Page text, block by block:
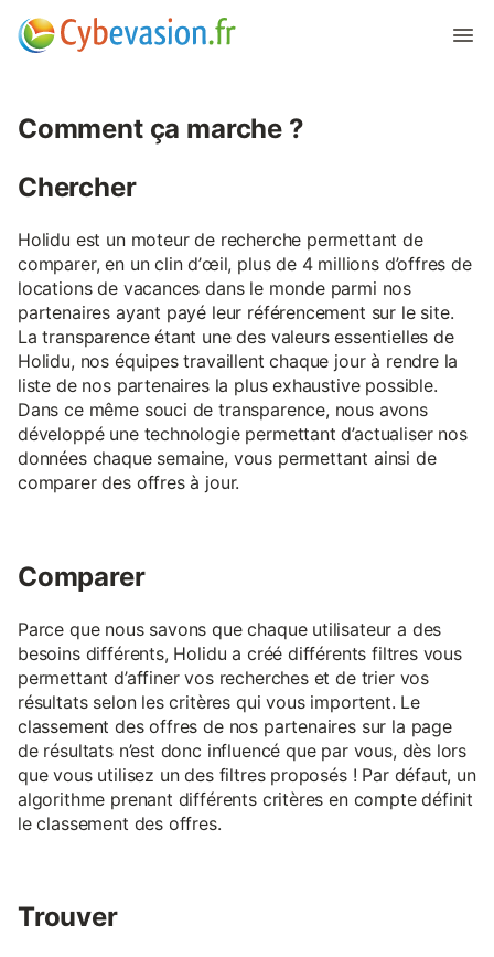
Comment ça marche ?
Chercher
Holidu est un moteur de recherche permettant de
comparer, en un clin d’œil, plus de 4 millions d’offres de
locations de vacances dans le monde parmi nos
partenaires ayant payé leur référencement sur le site.
La transparence étant une des valeurs essentielles de
Holidu, nos équipes travaillent chaque jour à rendre la
liste de nos partenaires la plus exhaustive possible.
Dans ce même souci de transparence, nous avons
développé une technologie permettant d’actualiser nos
données chaque semaine, vous permettant ainsi de
comparer des offres à jour.
Comparer
Parce que nous savons que chaque utilisateur a des
besoins différents, Holidu a créé différents filtres vous
permettant d’affiner vos recherches et de trier vos
résultats selon les critères qui vous importent. Le
classement des offres de nos partenaires sur la page
de résultats n’est donc influencé que par vous, dès lors
que vous utilisez un des filtres proposés ! Par défaut, un
algorithme prenant différents critères en compte définit
le classement des offres.
Trouver